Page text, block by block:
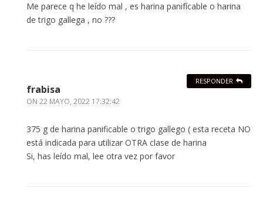
Me parece q he leído mal , es harina panifícable o harina
de trigo gallega , no ???
frabisa
ON 22 MAYO, 2022 17:32:42
375 g de harina panificable o trigo gallego ( esta receta NO
está indicada para utilizar OTRA clase de harina
Si, has leído mal, lee otra vez por favor
RESPONDER